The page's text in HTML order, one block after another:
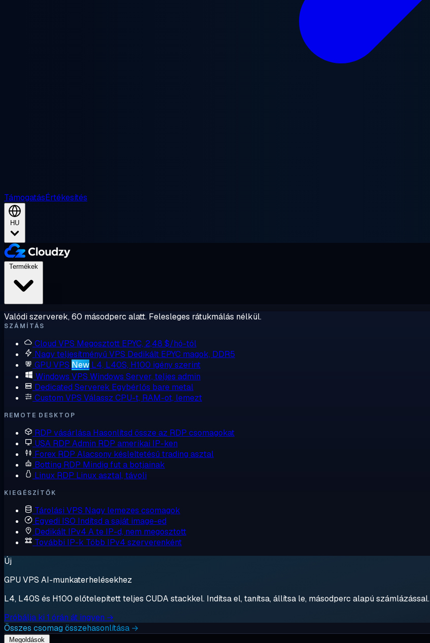
TámogatásÉrtékesítés
HU
Valódi szerverek, 60 másodperc alatt. Felesleges rátukmálás nélkül.
SZÁMÍTÁS
Cloud VPS Megosztott EPYC, 2,48 $/hó-tól
Nagy teljesítményű VPS Dedikált EPYC magok, DDR5
GPU VPS New L4, L40S, H100 igény szerint
Windows VPS Windows Server, teljes admin
Dedicated Serverek Egybérlős bare metal
Custom VPS Válassz CPU-t, RAM-ot, lemezt
REMOTE DESKTOP
RDP vásárlása Hasonlítsd össze az RDP csomagokat
USA RDP Admin RDP amerikai IP-ken
Forex RDP Alacsony késleltetésű trading asztal
Botting RDP Mindig fut a botjainak
Linux RDP Linux asztal, távoli
KIEGÉSZÍTŐK
Tárolási VPS Nagy lemezes csomagok
Egyedi ISO Indítsd a saját image-ed
Dedikált IPv4 A te IP-d, nem megosztott
További IP-k Több IPv4 szerverenként
Új
GPU VPS AI-munkaterhelésekhez
L4, L40S és H100 előtelepített teljes CUDA stackkel. Indítsa el, tanítsa, állítsa le, másodperc alapú számlázással.
Próbálja ki 1 órán át ingyen →
Összes csomag összehasonlítása →